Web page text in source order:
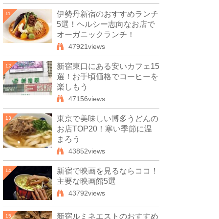
11
伊勢丹新宿のおすすめランチ
5選！ヘルシー志向なお店で
オーガニックランチ！
47921views
12
新宿東口にある安いカフェ15
選！お手頃価格でコーヒーを
楽しもう
47156views
13
東京で美味しい博多うどんの
お店TOP20！寒い季節に温
まろう
43852views
14
新宿で映画を見るならココ！
主要な映画館5選
43792views
15 新宿ルミネエストのおすすめ